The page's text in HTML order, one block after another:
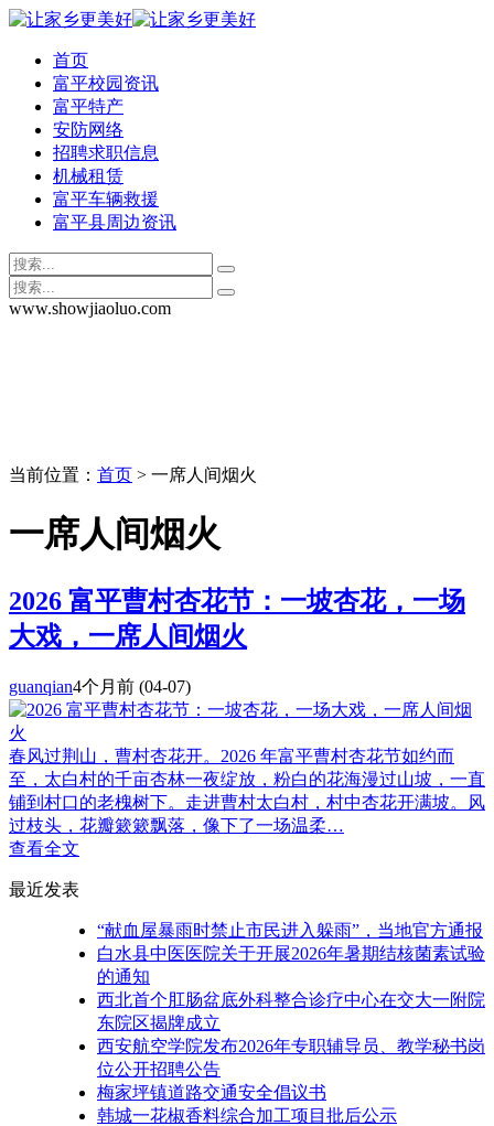
首页
富平校园资讯
富平特产
安防网络
招聘求职信息
机械租赁
富平车辆救援
富平县周边资讯
www.showjiaoluo.com
当前位置： 首页 > 一席人间烟火
一席人间烟火
2026 富平曹村杏花节：一坡杏花，一场
大戏，一席人间烟火
guanqian4个月前 (04-07)
春风过荆山，曹村杏花开。2026 年富平曹村杏花节如约而
至，太白村的千亩杏林一夜绽放，粉白的花海漫过山坡，一直
铺到村口的老槐树下。走进曹村太白村，村中杏花开满坡。风
过枝头，花瓣簌簌飘落，像下了一场温柔…
查看全文
最近发表
“献血屋暴雨时禁止市民进入躲雨”，当地官方通报
白水县中医医院关于开展2026年暑期结核菌素试验
的通知
西北首个肛肠盆底外科整合诊疗中心在交大一附院
东院区揭牌成立
西安航空学院发布2026年专职辅导员、教学秘书岗
位公开招聘公告
梅家坪镇道路交通安全倡议书
韩城一花椒香料综合加工项目批后公示